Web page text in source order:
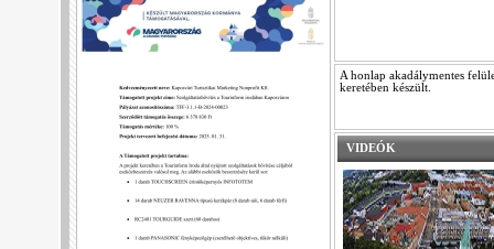
A honlap akadálymentes
keretében készült.
VIDEÓK